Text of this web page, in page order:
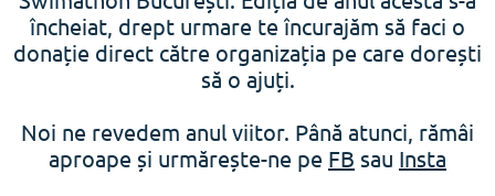
încheiat, drept urmare te încurajăm să faci o
donație direct către organizația pe care dorești
să o ajuți.
Noi ne revedem anul viitor. Până atunci, rămâi
aproape și urmărește-ne pe FB sau Insta